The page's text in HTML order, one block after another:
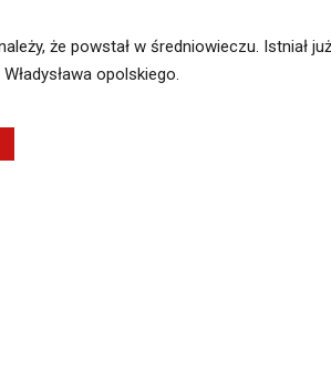
że powstał w średniowieczu. Istniał
opolskiego.